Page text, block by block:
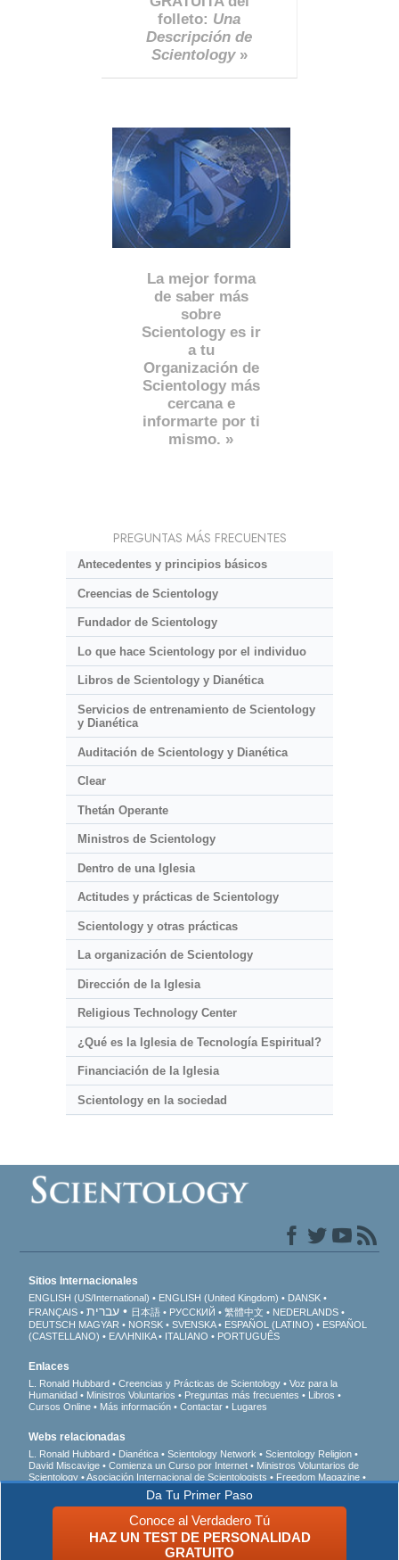
folleto: Una
Descripción de
Scientology»
La mejor forma
de saber más
sobre
Scientology es ir
a tu
Organización de
Scientology más
cercana e
informarte por ti
mismo. »
PREGUNTAS MÁS FRECUENTES
Antecedentes y principios básicos
Creencias de Scientology
Fundador de Scientology
Lo que hace Scientology por el individuo
Libros de Scientology y Dianética
Servicios de entrenamiento de Scientology
y Dianética
Auditación de Scientology y Dianética
Clear
Thetán Operante
Ministros de Scientology
Dentro de una Iglesia
Actitudes y prácticas de Scientology
Scientology y otras prácticas
La organización de Scientology
Dirección de la Iglesia
Religious Technology Center
¿Qué es la Iglesia de Tecnología Espiritual?
Financiación de la Iglesia
Scientology en la sociedad
Da Tu Primer Paso
Conoce al Verdadero Tú
HAZ UN TEST DE PERSONALIDAD
GRATUITO
Sitios Internacionales
ENGLISH (US/International) ENGLISH (United Kingdom)
DANSK
FRANÇAIS
עברית 日本語 РУССКИЙ 繁體中文
NEDERLANDS
DEUTSCH MAGYAR NORSK SVENSKA ESPAÑOL (LATINO)
ESPAÑOL
(CASTELLANO)
ΕΛΛΗΝΙΚA ITALIANO PORTUGUÊS
Enlaces
L. Ronald Hubbard Creencias y Prácticas de Scientology
Voz para la
Humanidad
Ministros Voluntarios Preguntas más frecuentes
Libros
Cursos Online
Más información Contactar Lugares
Webs relacionadas
L. Ronald Hubbard Dianética Scientology Network
Scientology Religion
David Miscavige
Comienza un Curso por Internet
Ministros Voluntarios de
Scientology
Asociación Internacional de Scientologists
Freedom Magazine
En Apoyo de Un Mundo Sin Drogas
Juventud por los Derechos Humanos
Ciudadanos por los Derechos Humanos
© 2026 Iglesia de Scientology Internacional. Todos los derechos reservados.
Política de cookies•Términos de Uso